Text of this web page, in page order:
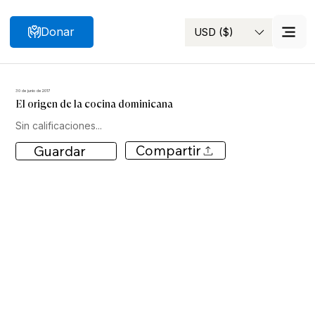
Buscar USD ($)
Donar
30 de junio de 2017
El origen de la cocina dominicana
Sin calificaciones...
Guardar Compartir